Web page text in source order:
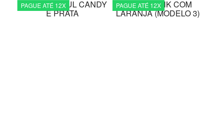
PAGUE ATÉ 12X PAGUE ATÉ 12X